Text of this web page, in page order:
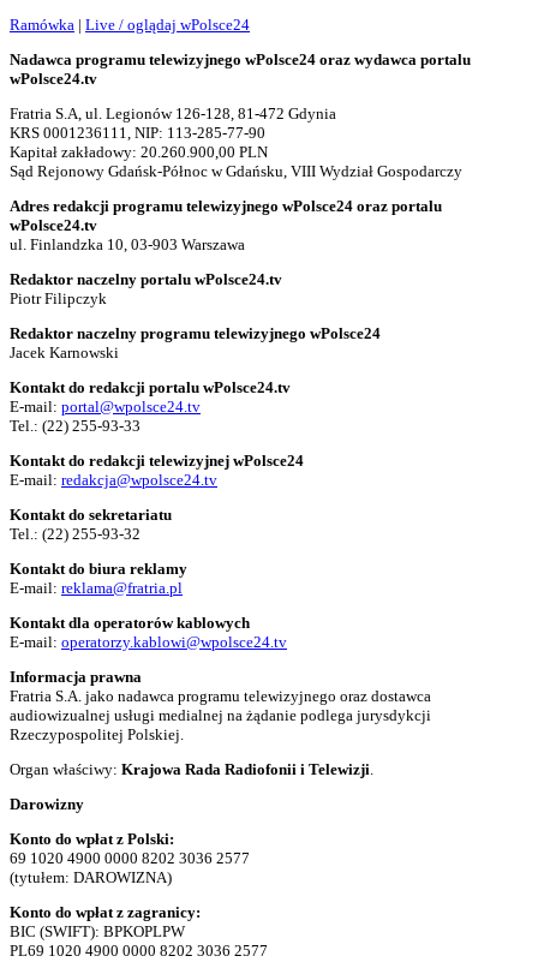
Ramówka | Live / oglądaj wPolsce24
Nadawca programu telewizyjnego wPolsce24 oraz wydawca portalu
wPolsce24.tv
Fratria S.A, ul. Legionów 126-128, 81-472 Gdynia
KRS 0001236111, NIP: 113-285-77-90
Kapitał zakładowy: 20.260.900,00 PLN
Sąd Rejonowy Gdańsk-Północ w Gdańsku, VIII Wydział Gospodarczy
Adres redakcji programu telewizyjnego wPolsce24 oraz portalu
wPolsce24.tv
ul. Finlandzka 10, 03-903 Warszawa
Redaktor naczelny portalu wPolsce24.tv
Piotr Filipczyk
Redaktor naczelny programu telewizyjnego wPolsce24
Jacek Karnowski
Kontakt do redakcji portalu wPolsce24.tv
E-mail: portal@wpolsce24.tv
Tel.: (22) 255-93-33
Kontakt do redakcji telewizyjnej wPolsce24
E-mail: redakcja@wpolsce24.tv
Kontakt do sekretariatu
Tel.: (22) 255-93-32
Kontakt do biura reklamy
E-mail: reklama@fratria.pl
Kontakt dla operatorów kablowych
E-mail: operatorzy.kablowi@wpolsce24.tv
Informacja prawna
Fratria S.A. jako nadawca programu telewizyjnego oraz dostawca
audiowizualnej usługi medialnej na żądanie podlega jurysdykcji
Rzeczypospolitej Polskiej.
Organ właściwy: Krajowa Rada Radiofonii i Telewizji
Darowizny
Konto do wpłat z Polski:
69 1020 4900 0000 8202 3036 2577
(tytułem: DAROWIZNA)
Konto do wpłat z zagranicy:
BIC (SWIFT): BPKOPLPW
PL69 1020 4900 0000 8202 3036 2577